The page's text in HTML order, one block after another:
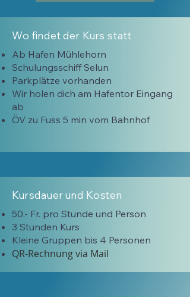
Wo findet der Kurs statt
Ab Hafen Mühlehorn
Schulungsschiff Selun
Parkplätze vorhanden
Wir holen dich am Hafentor Eingang
ab
ÖV zu Fuss 5 min vom Bahnhof
Kursdauer und Kosten
50.- Fr. pro Stunde und Person
3 Stunden Kurs
Kleine Gruppen bis 4 Personen
QR-Rechnung via Mail